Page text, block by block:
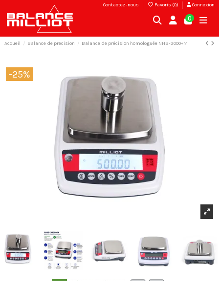
Contactez-nous Favoris (0) Connexion
0
Accueil Balance de precision Balance de précision homologuée NHB-3000+M
-25%